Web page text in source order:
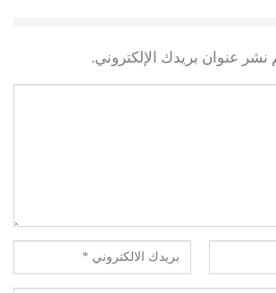
نشر عنوان بريدك الإلكتروني.